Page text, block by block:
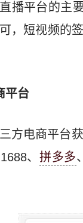
播平台的主
，短视频的
平台
方电商平台
、拼多多